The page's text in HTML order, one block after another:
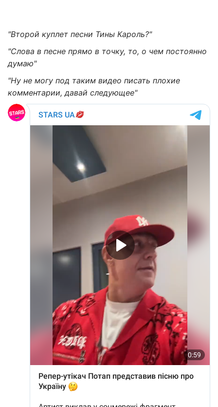
"Второй куплет песни Тины Кароль?"
"Слова в песне прямо в точку, то, о чем постоянно
думаю"
"Ну не могу под таким видео писать плохие
комментарии, давай следующее"